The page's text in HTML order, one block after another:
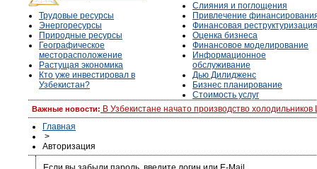
Трудовые ресурсы
Энергоресурсы
Природные ресурсы
Географическое
месторасположение
Растущая экономика
Кто уже инвестировал в
Узбекистан?
Слияния и поглощения
Привлечение
Финансовая реструктуризация
Оценка бизнеса
Финансовое моделирование
Информационное
обслуживание
Дью Дилидженс
Бизнес планирование
Стоимость услуг
Важные новости: В Узбекистане начато производство холодильников
Главная
>
Авторизация